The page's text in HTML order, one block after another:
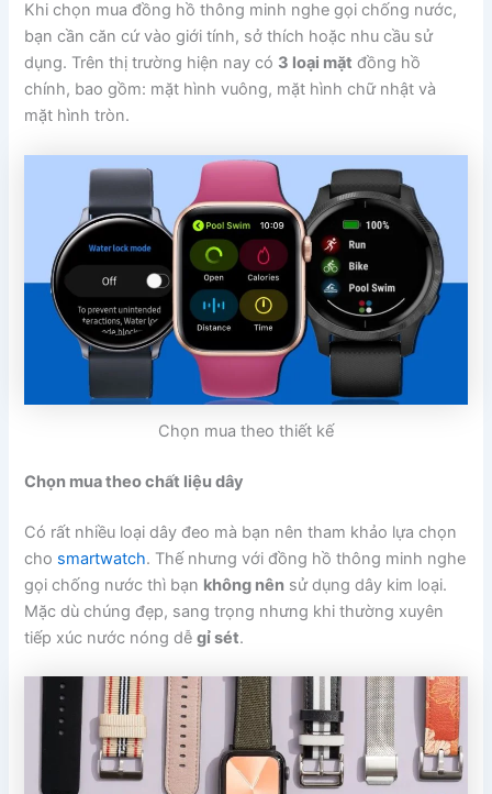
Khi chọn mua đồng hồ thông minh nghe gọi chống nước,
bạn cần căn cứ vào giới tính, sở thích hoặc nhu cầu sử
dụng. Trên thị trường hiện nay có 3 loại mặt đồng hồ
chính, bao gồm: mặt hình vuông, mặt hình chữ nhật và
mặt hình tròn.
Chọn mua theo thiết kế
Chọn mua theo chất liệu dây
Có rất nhiều loại dây đeo mà bạn nên tham khảo lựa chọn
cho smartwatch. Thế nhưng với đồng hồ thông minh nghe
gọi chống nước thì bạn không nên sử dụng dây kim loại.
Mặc dù chúng đẹp, sang trọng nhưng khi thường xuyên
tiếp xúc nước nóng dễgỉ sét.